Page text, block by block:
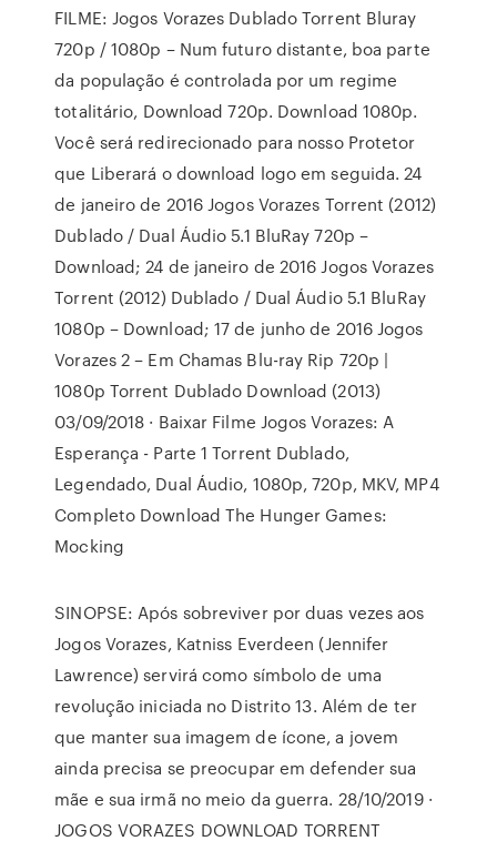
FILME: Jogos Vorazes Dublado Torrent Bluray
720p / 1080p – Num futuro distante, boa parte
da população é controlada por um regime
totalitário, Download 720p. Download 1080p.
Você será redirecionado para nosso Protetor
que Liberará o download logo em seguida. 24
de janeiro de 2016 Jogos Vorazes Torrent (2012)
Dublado / Dual Áudio 5.1 BluRay 720p –
Download; 24 de janeiro de 2016 Jogos Vorazes
Torrent (2012) Dublado / Dual Áudio 5.1 BluRay
1080p – Download; 17 de junho de 2016 Jogos
Vorazes 2 – Em Chamas Blu-ray Rip 720p |
1080p Torrent Dublado Download (2013)
03/09/2018 · Baixar Filme Jogos Vorazes: A
Esperança - Parte 1 Torrent Dublado,
Legendado, Dual Áudio, 1080p, 720p, MKV, MP4
Completo Download The Hunger Games:
Mocking
SINOPSE: Após sobreviver por duas vezes aos
Jogos Vorazes, Katniss Everdeen (Jennifer
Lawrence) servirá como símbolo de uma
revolução iniciada no Distrito 13. Além de ter
que manter sua imagem de ícone, a jovem
ainda precisa se preocupar em defender sua
mãe e sua irmã no meio da guerra. 28/10/2019 ·
JOGOS VORAZES DOWNLOAD TORRENT